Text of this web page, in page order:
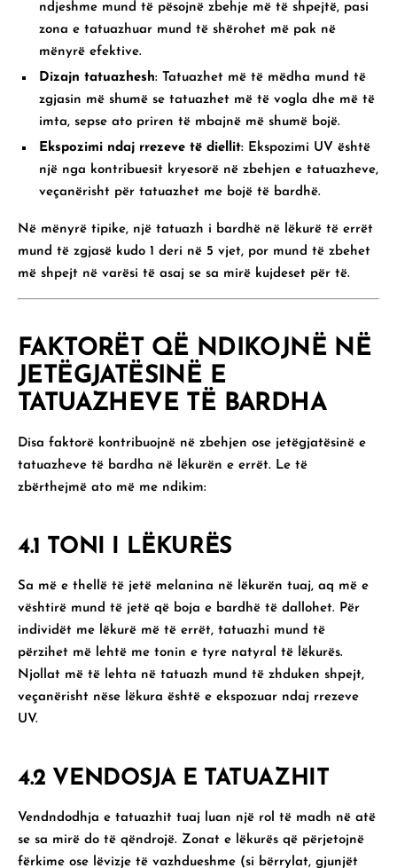
ndjeshme mund të pësojnë zbehje më të shpejtë, pasi
zona e tatuazhuar mund të shërohet më pak në
mënyrë efektive.
Dizajn tatuazhesh: Tatuazhet më të mëdha mund të
zgjasin më shumë se tatuazhet më të vogla dhe më të
imta, sepse ato priren të mbajnë më shumë bojë.
Ekspozimi ndaj rrezeve të diellit: Ekspozimi UV është
një nga kontribuesit kryesorë në zbehjen e tatuazheve,
veçanërisht për tatuazhet me bojë të bardhë.
Në mënyrë tipike, një tatuazh i bardhë në lëkurë të errët
mund të zgjasë kudo 1 deri në 5 vjet, por mund të zbehet
më shpejt në varësi të asaj se sa mirë kujdeset për të.
FAKTORËT QË NDIKOJNË NË
JETËGJATËSINË E
TATUAZHEVE TË BARDHA
Disa faktorë kontribuojnë në zbehjen ose jetëgjatësinë e
tatuazheve të bardha në lëkurën e errët. Le të
zbërthejmë ato më me ndikim:
4.1 TONI I LËKURËS
Sa më e thellë të jetë melanina në lëkurën tuaj, aq më e
vështirë mund të jetë që boja e bardhë të dallohet. Për
individët me lëkurë më të errët, tatuazhi mund të
përzihet më lehtë me tonin e tyre natyral të lëkurës.
Njollat ​​më të lehta në tatuazh mund të zhduken shpejt,
veçanërisht nëse lëkura është e ekspozuar ndaj rrezeve
UV.
4.2 VENDOSJA E TATUAZHIT
Vendndodhja e tatuazhit tuaj luan një rol të madh në atë
se sa mirë do të qëndrojë. Zonat e lëkurës që përjetojnë
fërkime ose lëvizje të vazhdueshme (si bërrylat, gjunjët